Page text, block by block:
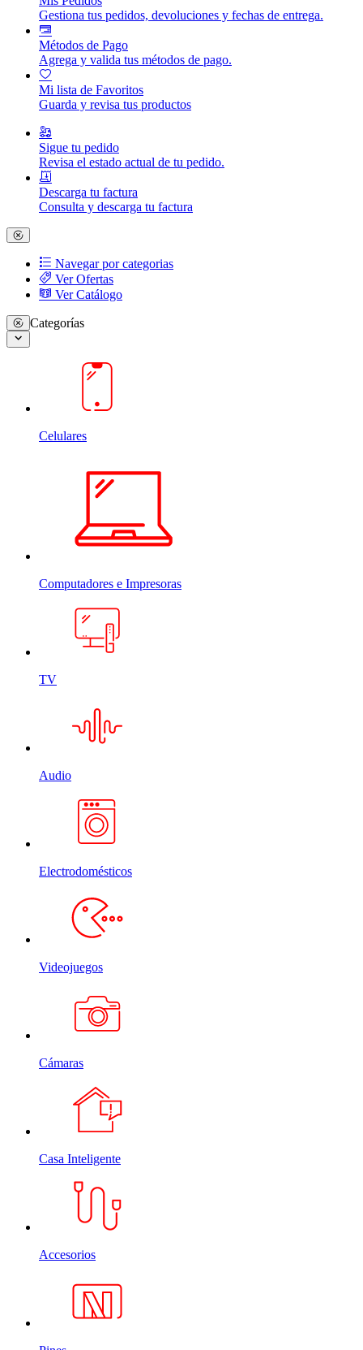
Gestiona tus pedidos, devoluciones y fechas de entrega.
Métodos de Pago
Agrega y valida tus métodos de pago.
Mi lista de Favoritos
Guarda y revisa tus productos
Sigue tu pedido
Revisa el estado actual de tu pedido.
Descarga tu factura
Consulta y descarga tu factura
Navegar por categorias
Ver Ofertas
Ver Catálogo
Categorías
Celulares
Computadores e Impresoras
TV
Audio
Electrodomésticos
Videojuegos
Cámaras
Casa Inteligente
Accesorios